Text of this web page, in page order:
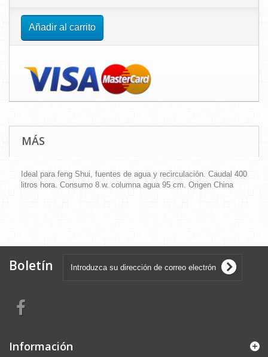
Añadir al carrito
MÁS
Ideal para feng Shui, fuentes de agua y recirculación. Caudal 400
litros hora. Consumo 8 w. columna agua 95 cm. Origen China
Boletín
Información